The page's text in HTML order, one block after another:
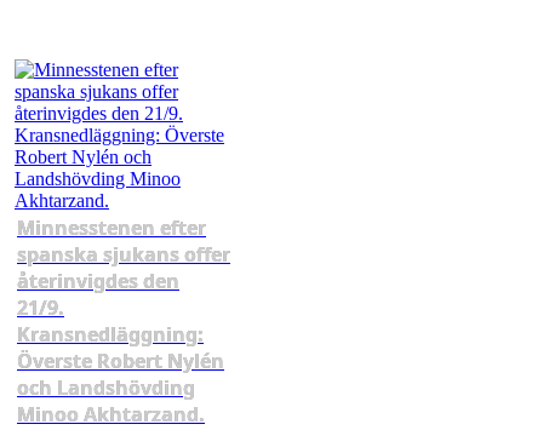
Minnesstenen efter
spanska sjukans offer
återinvigdes den
21/9.
Kransnedläggning:
Överste Robert Nylén
och Landshövding
Minoo Akhtarzand.